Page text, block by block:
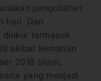
pengobatan
hari. Dan
diukur termasuk
akibat kematian
2018 silam,
yang menjadi